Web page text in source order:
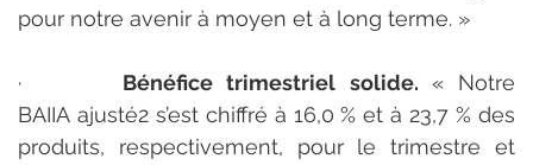
pour notre avenir à moyen et à long terme. »
· Bénéfice trimestriel solide. « Notre
BAIIA ajusté2 s’est chiffré à 16,0 % et à 23,7 % des
produits, respectivement, pour le trimestre et